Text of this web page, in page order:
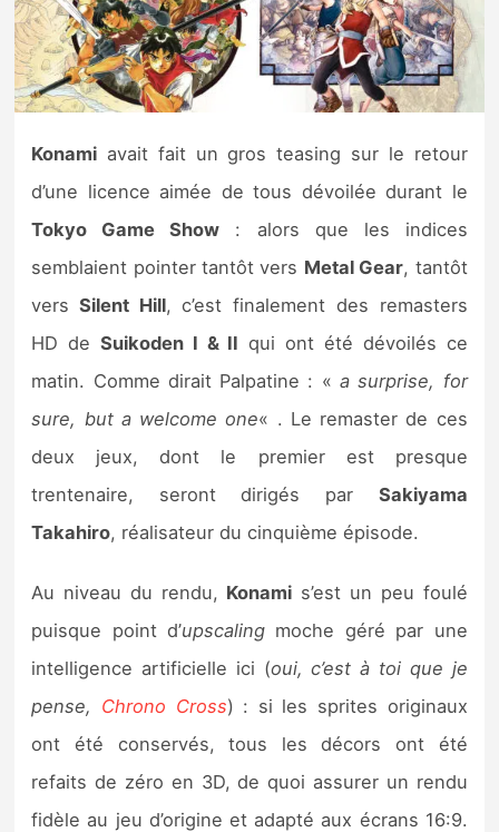
Rumeurs
Nintendo Direct
Tests et previews
Tests de jeux
Tests d’accessoires
Autres tests
Previews
Précommandes
Précommandes jeux Switch 2
Bons plans
Konami avait fait un gros teasing sur le retour
d’une licence aimée de tous dévoilée durant le
Tokyo Game Show : alors que les indices
semblaient pointer tantôt vers Metal Gear, tantôt
vers Silent Hill, c’est finalement des remasters
HD de Suikoden I & II qui ont été dévoilés ce
matin. Comme dirait Palpatine : «a surprise, for
sure, but a welcome one« . Le remaster de ces
deux jeux, dont le premier est presque
trentenaire, seront dirigés par Sakiyama
Takahiro, réalisateur du cinquième épisode.
Au niveau du rendu, Konami s’est un peu foulé
puisque point d’upscaling moche géré par une
intelligence artificielle ici (oui, c’est à toi que je
pense, Chrono Cross) : si les sprites originaux
ont été conservés, tous les décors ont été
refaits de zéro en 3D, de quoi assurer un rendu
fidèle au jeu d’origine et adapté aux écrans 16:9.